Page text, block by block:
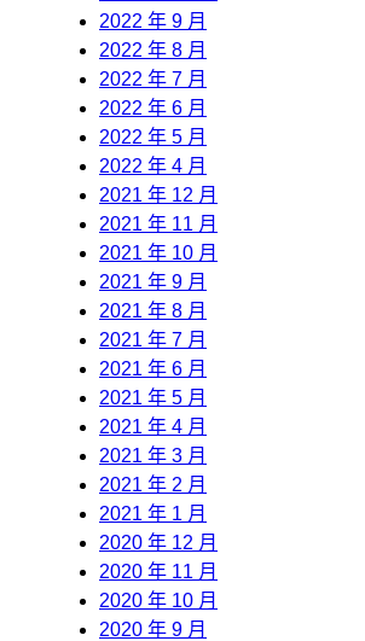
2022 年 9 月
2022 年 8 月
2022 年 7 月
2022 年 6 月
2022 年 5 月
2022 年 4 月
2021 年 12 月
2021 年 11 月
2021 年 10 月
2021 年 9 月
2021 年 8 月
2021 年 7 月
2021 年 6 月
2021 年 5 月
2021 年 4 月
2021 年 3 月
2021 年 2 月
2021 年 1 月
2020 年 12 月
2020 年 11 月
2020 年 10 月
2020 年 9 月